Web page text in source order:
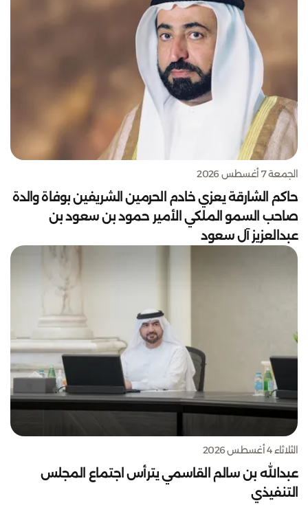
الجمعة 7 أغسطس 2026
حاكم الشارقة يعزي خادم الحرمين الشريفين بوفاة والدة
صاحب السمو الملكي الأمير حمود بن سعود بن
عبدالعزيز آل سعود
الثلاثاء 4 أغسطس 2026
عبدالله بن سالم القاسمي يترأس اجتماع المجلس
التنفيذي